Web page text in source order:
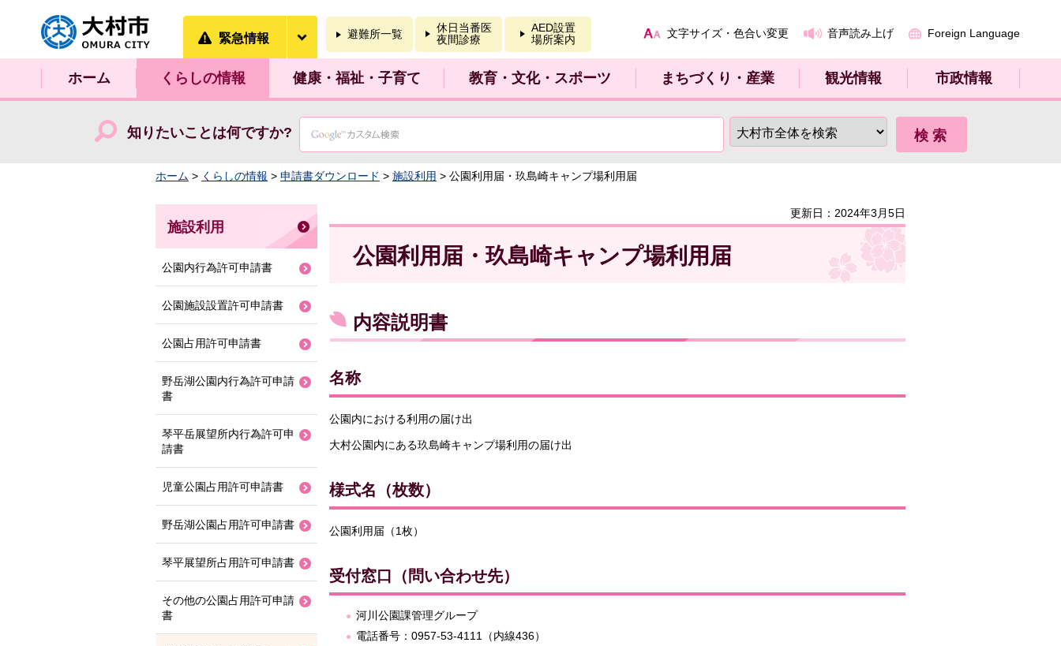
大村市
緊急情報 避難所一覧
休日当番医
夜間診療
AED設置
場所案内
文字サイズ・色合い変更 音声読み上げ Foreign Language
ホーム くらしの情報 健康・福祉・子育て 教育・文化・スポーツ まちづくり・産業 観光情報 市政情報
知りたいことは何ですか?
ホーム > くらしの情報 > 申請書ダウンロード > 施設利用 > 公園利用届・玖島崎キャンプ場利用届
更新日：2024年3月5日
公園利用届・玖島崎キャンプ場利用届
内容説明書
名称
公園内における利用の届け出
大村公園内にある玖島崎キャンプ場利用の届け出
様式名（枚数）
公園利用届（1枚）
受付窓口（問い合わせ先）
河川公園課管理グループ
電話番号：0957-53-4111（内線436）
施設利用
公園内行為許可申請書
公園施設設置許可申請書
公園占用許可申請書
野岳湖公園内行為許可申請
書
琴平岳展望所内行為許可申
請書
児童公園占用許可申請書
野岳湖公園占用許可申請書
琴平展望所占用許可申請書
その他の公園占用許可申請
書